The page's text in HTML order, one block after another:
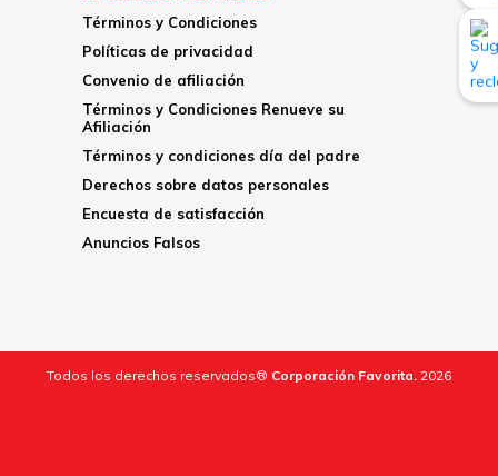
Términos y Condiciones
Políticas de privacidad
Convenio de afiliación
Términos y Condiciones Renueve su
Afiliación
Términos y condiciones día del padre
Derechos sobre datos personales
Encuesta de satisfacción
Anuncios Falsos
Todos los derechos reservados® Corporación Favorita. 2026